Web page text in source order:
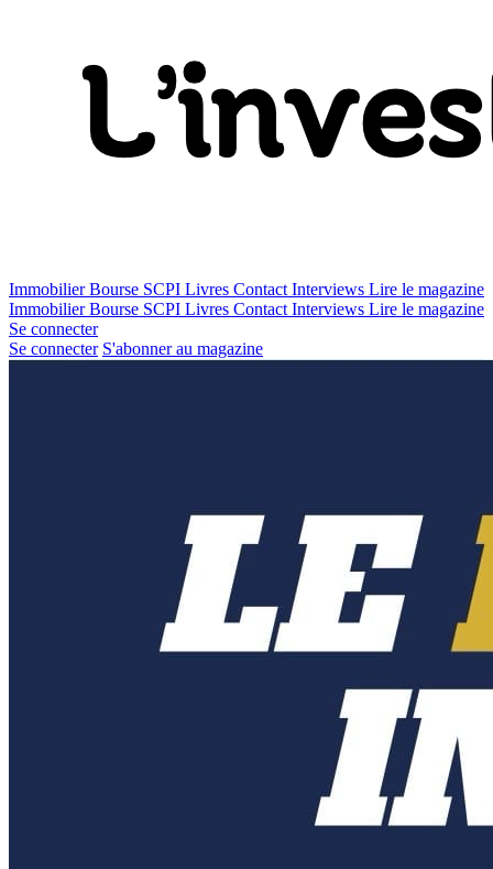
ImmobilierBourse SCPI Livres Contact Interviews Lire le magazine
ImmobilierBourse SCPI Livres Contact Interviews Lire le magazine
Se connecter
Se connecter S'abonner au magazine